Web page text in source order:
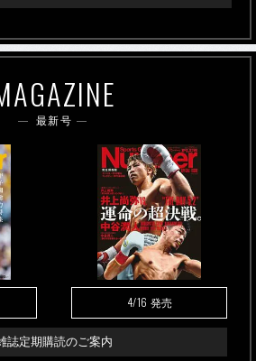
最新号
4/16 発売
誌定期購読のご案内